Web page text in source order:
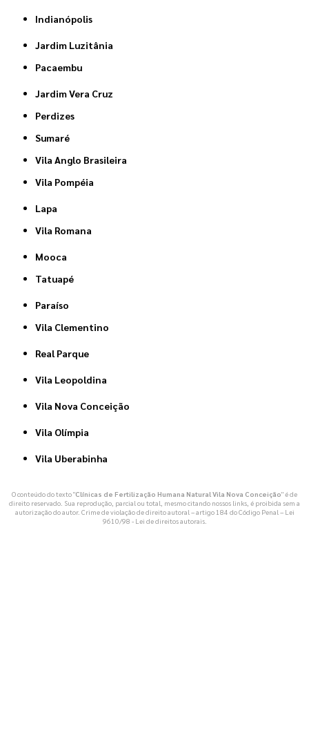
Indianópolis
Jardim Luzitânia
Pacaembu
Jardim Vera Cruz
Perdizes
Sumaré
Vila Anglo Brasileira
Vila Pompéia
Lapa
Vila Romana
Mooca
Tatuapé
Paraíso
Vila Clementino
Real Parque
Vila Leopoldina
Vila Nova Conceição
Vila Olímpia
Vila Uberabinha
O conteúdo do texto "Clínicas de Fertilização Humana Natural Vila Nova Conceição" é de
direito reservado. Sua reprodução, parcial ou total, mesmo citando nossos links, é proibida sem a
autorização do autor. Crime de violação de direito autoral – artigo 184 do Código Penal – Lei
9610/98 - Lei de direitos autorais.